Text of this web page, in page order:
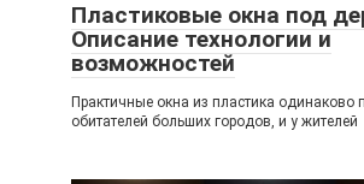
Пластиковые окна под
Описание технологии и
возможностей
Практичные окна из пластика одинаково
обитателей больших городов, и у жителей